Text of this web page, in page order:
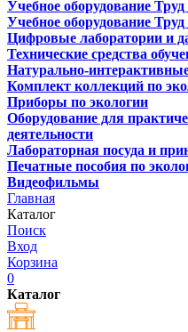
Учебное оборудование
Учебное оборудование
Цифровые лаборатории и
Технические средства
Натурально-
Комплект коллекций по
Приборы по экологии
Оборудование для
деятельности
Лабораторная посуда и
Печатные пособия по
Видеофильмы
Главная
Каталог
Поиск
Вход
Корзина
0
Каталог